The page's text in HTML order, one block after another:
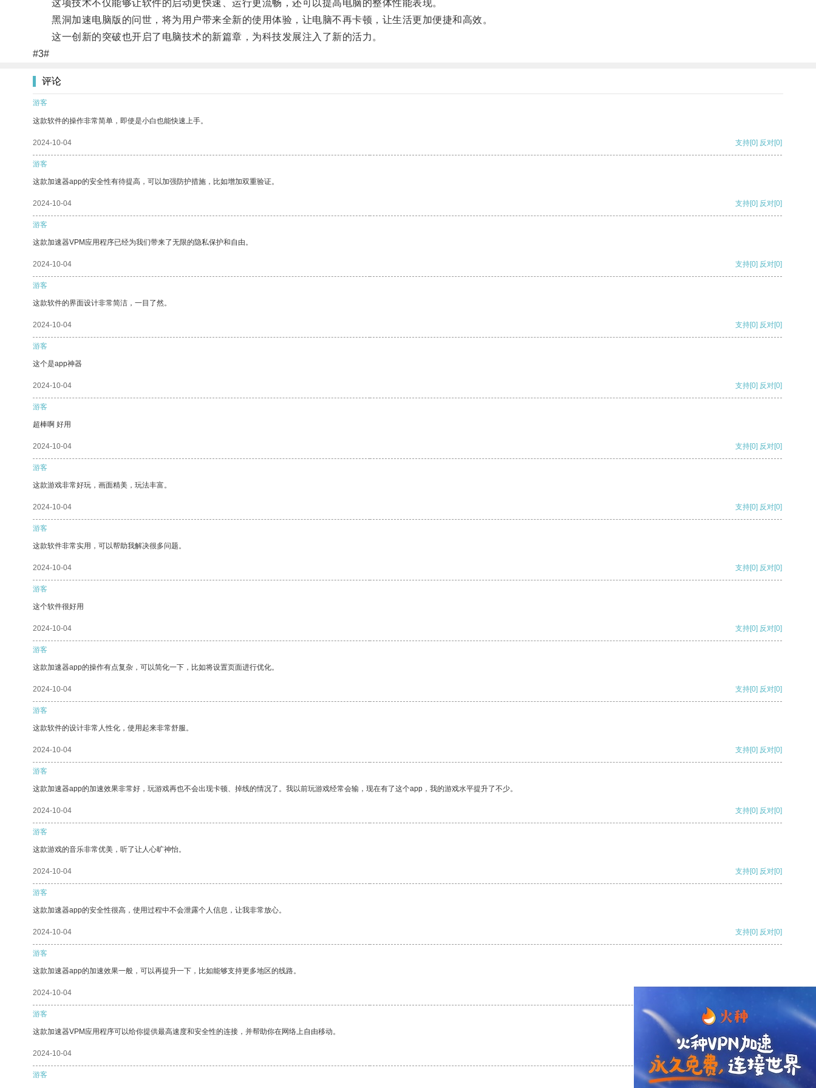
这项技术不仅能够让软件的启动更快速、运行更流畅，还可以提高电脑的整体性能表现。
黑洞加速电脑版的问世，将为用户带来全新的使用体验，让电脑不再卡顿，让生活更加便捷和高效。
这一创新的突破也开启了电脑技术的新篇章，为科技发展注入了新的活力。
#3#
评论
游客
这款软件的操作非常简单，即使是小白也能快速上手。
2024-10-04 支持[0] 反对[0]
游客
这款加速器app的安全性有待提高，可以加强防护措施，比如增加双重验证。
2024-10-04 支持[0] 反对[0]
游客
这款加速器VPM应用程序已经为我们带来了无限的隐私保护和自由。
2024-10-04 支持[0] 反对[0]
游客
这款软件的界面设计非常简洁，一目了然。
2024-10-04 支持[0] 反对[0]
游客
这个是app神器
2024-10-04 支持[0] 反对[0]
游客
超棒啊 好用
2024-10-04 支持[0] 反对[0]
游客
这款游戏非常好玩，画面精美，玩法丰富。
2024-10-04 支持[0] 反对[0]
游客
这款软件非常实用，可以帮助我解决很多问题。
2024-10-04 支持[0] 反对[0]
游客
这个软件很好用
2024-10-04 支持[0] 反对[0]
游客
这款加速器app的操作有点复杂，可以简化一下，比如将设置页面进行优化。
2024-10-04 支持[0] 反对[0]
游客
这款软件的设计非常人性化，使用起来非常舒服。
2024-10-04 支持[0] 反对[0]
游客
这款加速器app的加速效果非常好，玩游戏再也不会出现卡顿、掉线的情况了。我以前玩游戏经常会输，现在有了这个app，我的游戏水平提升了不少。
2024-10-04 支持[0] 反对[0]
游客
这款游戏的音乐非常优美，听了让人心旷神怡。
2024-10-04 支持[0] 反对[0]
游客
这款加速器app的安全性很高，使用过程中不会泄露个人信息，让我非常放心。
2024-10-04 支持[0] 反对[0]
游客
这款加速器app的加速效果一般，可以再提升一下，比如能够支持更多地区的线路。
2024-10-04
游客
这款加速器VPM应用程序可以给你提供最高速度和安全性的连接，并帮助你在网络上自由移动。
2024-10-04 支持 [0] 反对 [0]
游客